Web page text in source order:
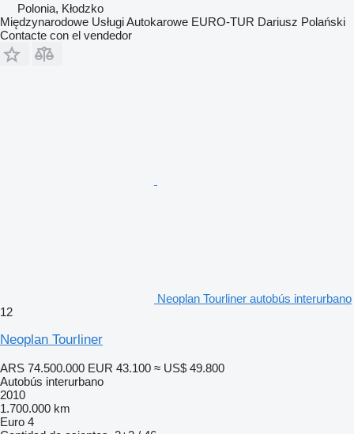
Polonia, Kłodzko
Międzynarodowe Usługi Autokarowe EURO-TUR Dariusz Polański
Contacte con el vendedor
Neoplan Tourliner autobús interurbano
12
Neoplan Tourliner
ARS 74.500.000 EUR 43.100 ≈ US$ 49.800
Autobús interurbano
2010
1.700.000 km
Euro 4